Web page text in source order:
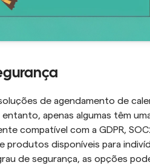
de agendamento de
apenas algumas têm
compatível com a GDPR,
produtos disponíveis para
de segurança, as opções